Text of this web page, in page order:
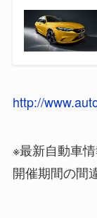
http://
※最新自動車
開催期間の間